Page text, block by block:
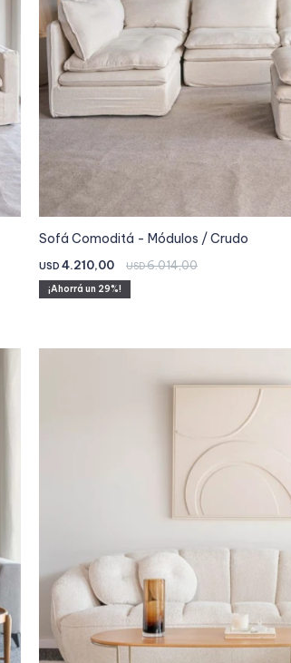
Sofá Comoditá - Módulos / Crudo
USD 4.210,00 USD6.014,00
29